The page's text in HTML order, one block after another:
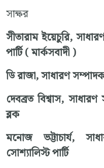
সাক্ষর
সীতারাম ইয়েচুরি,
পার্টি ( মার্কসবাদী )
ডি রাজা, সাধারণ
দেবব্রত বিশ্বাস,
ব্লক
মনোজ ভট্টাচার্য,
সোশ্যালিস্ট পার্টি